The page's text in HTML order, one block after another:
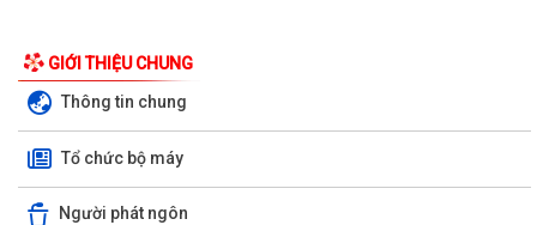
GIỚI THIỆU CHUNG
Thông tin chung
Tổ chức bộ máy
Người phát ngôn